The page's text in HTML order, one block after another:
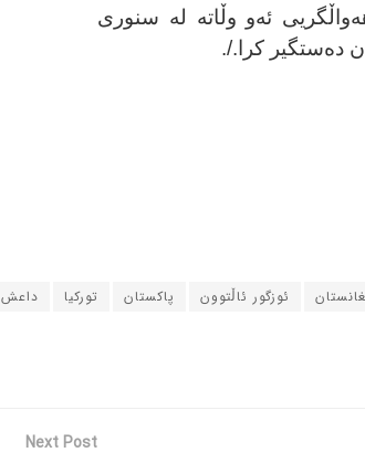
ئەو وڵاتە لە سنوری
دەستگیر کرا./.
ئوزگور ئاڵتوون پاکستان تورکیا داعش
Next Post